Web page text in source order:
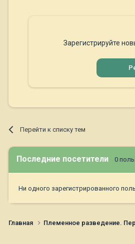
Зарегистрируйте
Перейти к списку тем
Последние посетители 0
Ни одного зарегистрированного
Главная Племенное разведение.